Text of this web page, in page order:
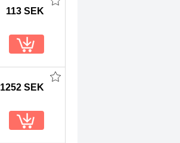
113 SEK
1252 SEK